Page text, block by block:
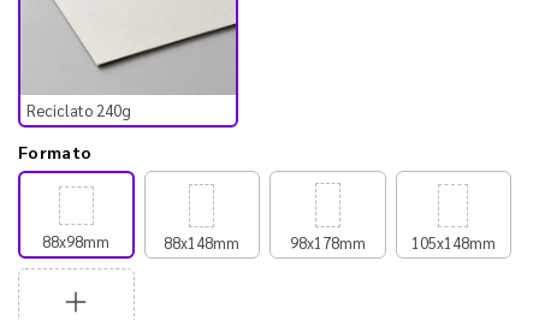
Reciclato 240g
Formato
88x98mm 88x148mm 98x178mm 105x148mm